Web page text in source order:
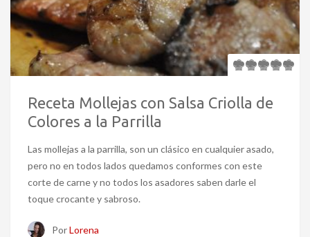
Receta Mollejas con Salsa Criolla de
Colores a la Parrilla
Las mollejas a la parrilla, son un clásico en cualquier asado,
pero no en todos lados quedamos conformes con este
corte de carne y no todos los asadores saben darle el
toque crocante y sabroso.
PorLorena